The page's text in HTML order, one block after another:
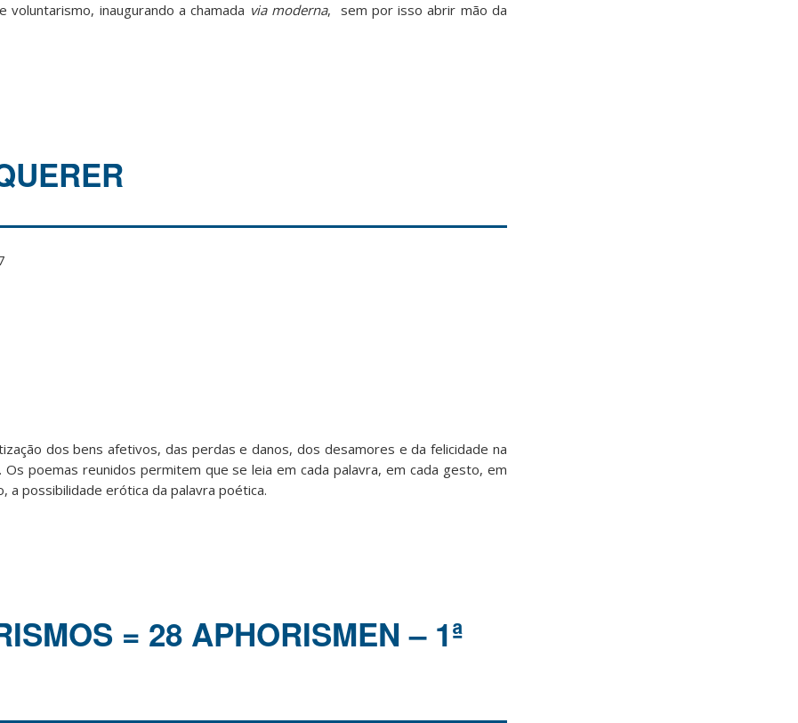
voluntarismo, inaugurando a chamada via moderna, sem por isso abrir mão da
dos bens afetivos, das perdas e danos, dos desamores e da felicidade na
Os poemas reunidos permitem que se leia em cada palavra, em cada gesto, em
a possibilidade erótica da palavra poética.
= 28 APHORISMEN – 1ª